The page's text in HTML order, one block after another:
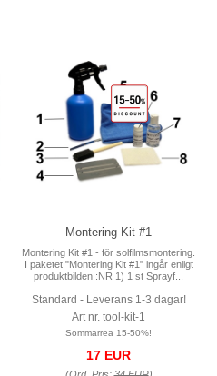
Montering Kit #1
Montering Kit #1 - för solfilmsmontering.
I paketet "Montering Kit #1" ingår enligt
produktbilden :NR 1) 1 st Sprayf...
Standard - Leverans 1-3 dagar!
Art nr. tool-kit-1
Sommarrea 15-50%!
17 EUR
(Ord. Pris:34 EUR)